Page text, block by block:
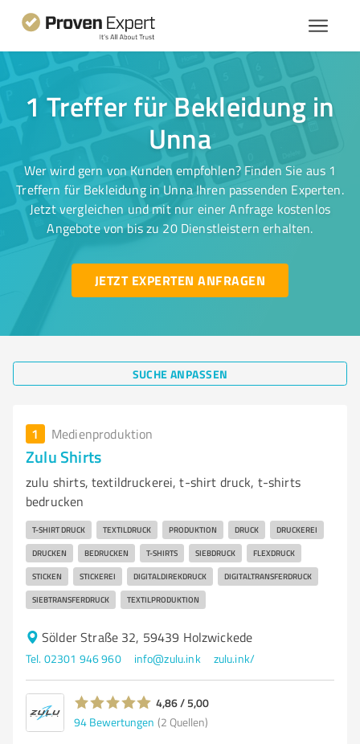
1 Treffer für Bekleidung in
Unna
Wer wird gern von Kunden empfohlen? Finden Sie aus 1
Treffern für Bekleidung in Unna Ihren passenden Experten.
Jetzt vergleichen und mit nur einer Anfrage kostenlos
Angebote von bis zu 20 Dienstleistern erhalten.
JETZT EXPERTEN ANFRAGEN
SUCHE ANPASSEN
1 Medienproduktion
Zulu Shirts
zulu shirts, textildruckerei, t-shirt druck, t-shirts
bedrucken
T-SHIRT DRUCK TEXTILDRUCK PRODUKTION DRUCK DRUCKEREI
DRUCKEN BEDRUCKEN T-SHIRTS SIEBDRUCK FLEXDRUCK
STICKEN STICKEREI DIGITALDIREKDRUCK DIGITALTRANSFERDRUCK
SIEBTRANSFERDRUCK TEXTILPRODUKTION
Sölder Straße 32, 59439 Holzwickede
Tel. 02301 946 960 info@zulu.ink zulu.ink/
4,86 / 5,00
94 Bewertungen (2 Quellen)